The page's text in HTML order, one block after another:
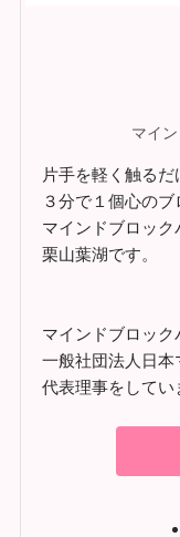
マイ
片手を軽く触るだ
３分で１個心の
マインドブロック
栗山葉湖です。
マインドブロック
一般社団法人日
代表理事をしてい